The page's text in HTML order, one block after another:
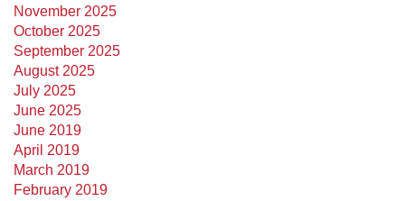
November 2025
October 2025
September 2025
August 2025
July 2025
June 2025
June 2019
April 2019
March 2019
February 2019